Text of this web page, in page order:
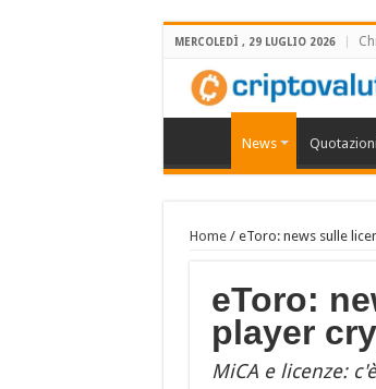
MERCOLEDÌ , 29 LUGLIO 2026
News
Home/ eToro: news sulle
eToro:
player
MiCA e licenze: